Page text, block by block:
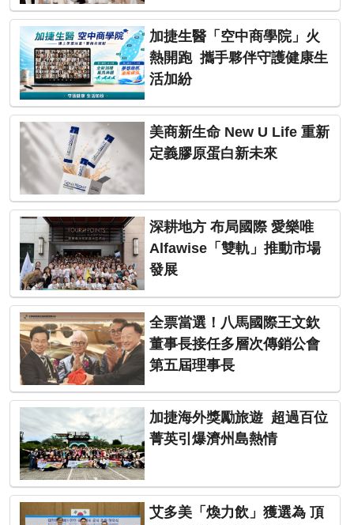
加捷生醫「空中商學院」火
熱開跑 攜手夥伴守護健康生
活加紛
美商新生命 New U Life 重新
定義膠原蛋白新未來
深耕地方 布局國際 愛樂唯
Alfawise「雙軌」推動市場
發展
全票當選！八馬國際王文欽
董事長接任多層次傳銷公會
第五屆理事長
加捷海外獎勵旅遊 超過百位
菁英引爆濟州島熱情
艾多美「煥力飲」獲選為 頂